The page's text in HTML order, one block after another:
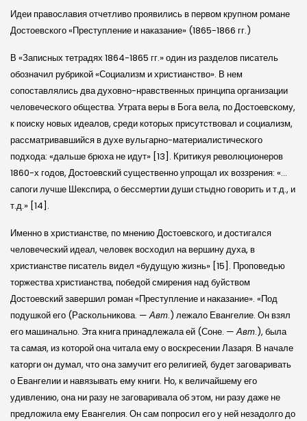
Идеи православия отчетливо проявились в первом крупном романе
Достоевского «Преступление и наказание» (1865-1866 гг.)
В «Записных тетрадях 1864-1865 гг.» один из разделов писатель
обозначил рубрикой «Социализм и христианство». В нем
сопоставлялись два духовно-нравственных принципа организации
человеческого общества. Утрата веры в Бога вела, по Достоевскому,
к поиску новых идеалов, среди которых присутствовал и социализм,
рассматривавшийся в духе вульгарно-материалистического
подхода: «дальше брюха не идут» [13]. Критикуя революционеров
1860-х годов, Достоевский существенно упрощал их воззрения: «…
сапоги лучше Шекспира, о бессмертии души стыдно говорить и т.д., и
т.д.» [14].
Именно в христианстве, по мнению Достоевского, и достигался
человеческий идеал, человек восходил на вершину духа, в
христианстве писатель видел «будущую жизнь» [15]. Проповедью
торжества христианства, победой смирения над буйством
Достоевский завершил роман «Преступление и наказание». «Под
подушкой его (Раскольникова. —Авт.) лежало Евангелие. Он взял
его машинально. Эта книга принадлежала ей (Соне. —Авт.), была
та самая, из которой она читала ему о воскресении Лазаря. В начале
каторги он думал, что она замучит его религией, будет заговаривать
о Евангелии и навязывать ему книги. Но, к величайшему его
удивлению, она ни разу не заговаривала об этом, ни разу даже не
предложила ему Евангелия. Он сам попросил его у ней незадолго до